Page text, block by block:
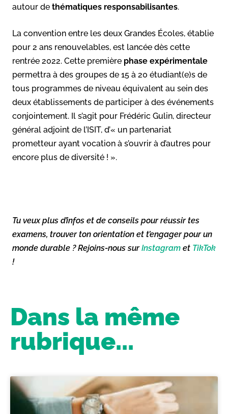
autour de thématiques responsabilisantes.
La convention entre les deux Grandes Écoles, établie
pour 2 ans renouvelables, est lancée dès cette
rentrée 2022. Cette première phase expérimentale
permettra à des groupes de 15 à 20 étudiant(e)s de
tous programmes de niveau équivalent au sein des
deux établissements de participer à des événements
conjointement. Il s’agit pour Frédéric Gulin, directeur
général adjoint de l’ISIT, d’« un partenariat
prometteur ayant vocation à s’ouvrir à d’autres pour
encore plus de diversité ! ».
Tu veux plus d’infos et de conseils pour réussir tes
examens, trouver ton orientation et t’engager pour un
monde durable ? Rejoins-nous surInstagram et TikTok
!
Dans la même
rubrique...